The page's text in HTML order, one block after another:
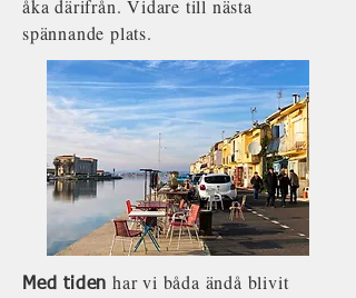
åka därifrån. Vidare till nästa
spännande plats.
Med tiden har vi båda ändå blivit